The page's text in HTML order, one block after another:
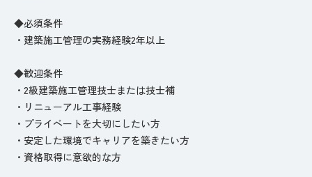
◆必須条件
・建築施工管理の実務経験2年以上
◆歓迎条件
・2級建築施工管理技士または技士補
・リニューアル工事経験
・プライベートを大切にしたい方
・安定した環境でキャリアを築きたい方
・資格取得に意欲的な方